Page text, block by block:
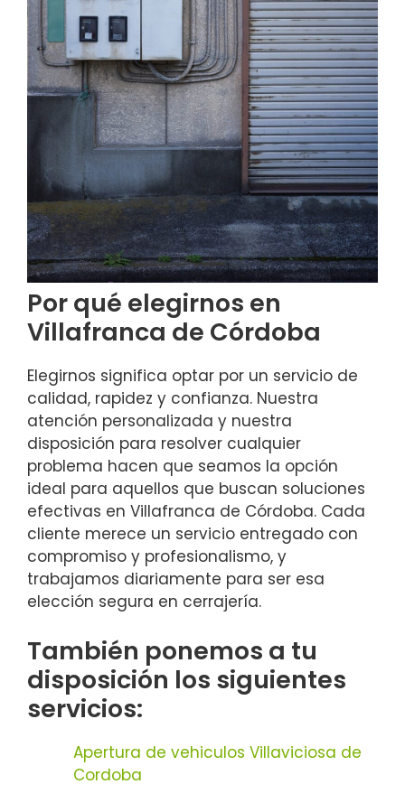
Por qué elegirnos en
Villafranca de Córdoba
Elegirnos significa optar por un servicio de
calidad, rapidez y confianza. Nuestra
atención personalizada y nuestra
disposición para resolver cualquier
problema hacen que seamos la opción
ideal para aquellos que buscan soluciones
efectivas en Villafranca de Córdoba. Cada
cliente merece un servicio entregado con
compromiso y profesionalismo, y
trabajamos diariamente para ser esa
elección segura en cerrajería.
También ponemos a tu
disposición los siguientes
servicios:
Apertura de vehiculos Villaviciosa de
Cordoba